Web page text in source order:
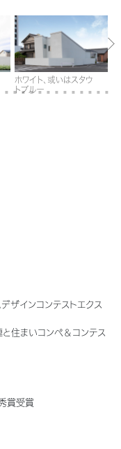
の最新情報など、住まい
検討の方
住まいを叶えるリフォーム
持続可能な未来志向のま
約者さまとミサワホームを
なコンテンツや、ミサワホ
ホワイト、或いはスタウ
トブルー
ザインコンテストエクス
まいコンペ＆コンテス
賞受賞